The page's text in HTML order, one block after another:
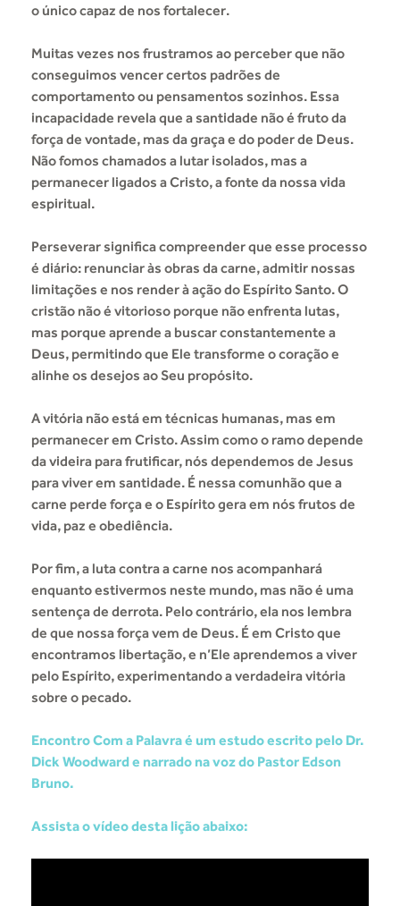
o único capaz de nos fortalecer.
Muitas vezes nos frustramos ao perceber que não
conseguimos vencer certos padrões de
comportamento ou pensamentos sozinhos. Essa
incapacidade revela que a santidade não é fruto da
força de vontade, mas da graça e do poder de Deus.
Não fomos chamados a lutar isolados, mas a
permanecer ligados a Cristo, a fonte da nossa vida
espiritual.
Perseverar significa compreender que esse processo
é diário: renunciar às obras da carne, admitir nossas
limitações e nos render à ação do Espírito Santo. O
cristão não é vitorioso porque não enfrenta lutas,
mas porque aprende a buscar constantemente a
Deus, permitindo que Ele transforme o coração e
alinhe os desejos ao Seu propósito.
A vitória não está em técnicas humanas, mas em
permanecer em Cristo. Assim como o ramo depende
da videira para frutificar, nós dependemos de Jesus
para viver em santidade. É nessa comunhão que a
carne perde força e o Espírito gera em nós frutos de
vida, paz e obediência.
Por fim, a luta contra a carne nos acompanhará
enquanto estivermos neste mundo, mas não é uma
sentença de derrota. Pelo contrário, ela nos lembra
de que nossa força vem de Deus. É em Cristo que
encontramos libertação, e n’Ele aprendemos a viver
pelo Espírito, experimentando a verdadeira vitória
sobre o pecado.
Encontro Com a Palavra é um estudo escrito pelo Dr.
Dick Woodward e narrado na voz do Pastor Edson
Bruno.
Assista o vídeo desta lição abaixo: